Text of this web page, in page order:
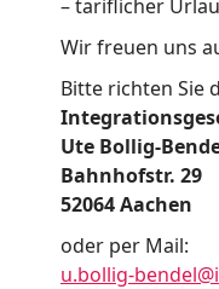
s
e
n
m
b
H
– tariflicher
Wir freuen uns
Bitte richten Sie
Ute Bollig-
Bahnhofstr. 29
52064 Aachen
oder per Mail:
u.bollig-